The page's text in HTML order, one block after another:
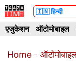
Skip
to
content
एजुकेशन ऑटोमोबाइल
Home -